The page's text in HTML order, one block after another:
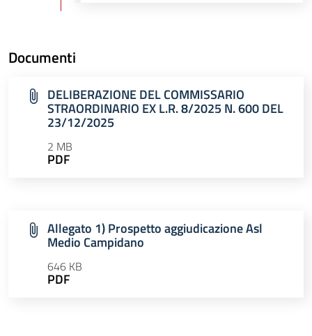
Documenti
DELIBERAZIONE DEL COMMISSARIO
STRAORDINARIO EX L.R. 8/2025 N. 600 DEL
23/12/2025
2 MB
PDF
Allegato 1) Prospetto aggiudicazione Asl
Medio Campidano
646 KB
PDF